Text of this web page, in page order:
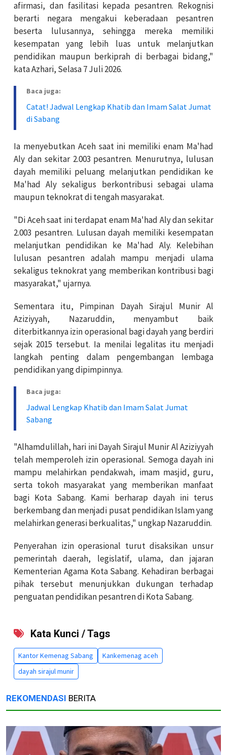
afirmasi, dan fasilitasi kepada pesantren. Rekognisi
berarti negara mengakui keberadaan pesantren
beserta lulusannya, sehingga mereka memiliki
kesempatan yang lebih luas untuk melanjutkan
pendidikan maupun berkiprah di berbagai bidang,"
kata Azhari, Selasa 7 Juli 2026.
Baca juga:
Catat! Jadwal Lengkap Khatib dan Imam Salat Jumat
di Sabang
Ia menyebutkan Aceh saat ini memiliki enam Ma'had
Aly dan sekitar 2.003 pesantren. Menurutnya, lulusan
dayah memiliki peluang melanjutkan pendidikan ke
Ma'had Aly sekaligus berkontribusi sebagai ulama
maupun teknokrat di tengah masyarakat.
"Di Aceh saat ini terdapat enam Ma'had Aly dan sekitar
2.003 pesantren. Lulusan dayah memiliki kesempatan
melanjutkan pendidikan ke Ma'had Aly. Kelebihan
lulusan pesantren adalah mampu menjadi ulama
sekaligus teknokrat yang memberikan kontribusi bagi
masyarakat," ujarnya.
Sementara itu, Pimpinan Dayah Sirajul Munir Al
Aziziyyah, Nazaruddin, menyambut baik
diterbitkannya izin operasional bagi dayah yang berdiri
sejak 2015 tersebut. Ia menilai legalitas itu menjadi
langkah penting dalam pengembangan lembaga
pendidikan yang dipimpinnya.
Baca juga:
Jadwal Lengkap Khatib dan Imam Salat Jumat
Sabang
"Alhamdulillah, hari ini Dayah Sirajul Munir Al Aziziyyah
telah memperoleh izin operasional. Semoga dayah ini
mampu melahirkan pendakwah, imam masjid, guru,
serta tokoh masyarakat yang memberikan manfaat
bagi Kota Sabang. Kami berharap dayah ini terus
berkembang dan menjadi pusat pendidikan Islam yang
melahirkan generasi berkualitas," ungkap Nazaruddin.
Penyerahan izin operasional turut disaksikan unsur
pemerintah daerah, legislatif, ulama, dan jajaran
Kementerian Agama Kota Sabang. Kehadiran berbagai
pihak tersebut menunjukkan dukungan terhadap
penguatan pendidikan pesantren di Kota Sabang.
Kata Kunci / Tags
Kantor Kemenag Sabang
Kankemenag aceh
dayah sirajul munir
REKOMENDASI BERITA